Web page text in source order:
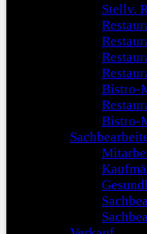
Stellv.
Bistro-
Bistro-